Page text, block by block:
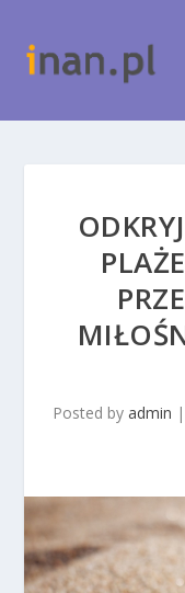
Posted by admin |